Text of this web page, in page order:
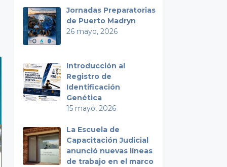
Jornadas Preparatorias
de Puerto Madryn
26 mayo, 2026
Introducción al
Registro de
Identificación
Genética
15 mayo, 2026
La Escuela de
Capacitación Judicial
anunció nuevas líneas
de trabajo en el marco